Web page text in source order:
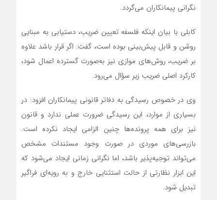
نگرانی پیمانکاران می‌گردد.
کابلی با بیان اینکه فلسفه تعیین ضریب، دستیابی به مبنایی
روشن و قابل پیش‌بینی بوده است، گفت: اگر قرار باشد علاوه
بر ضریب، روش‌های موازی نیز به‌صورت گسترده اعمال شود،
کارکرد اصلی ضریب زیر سؤال می‌رود.
وی در خصوص رسیدگی به دفاتر قانونی پیمانکاران افزود: در
بسیاری از موارد، این رسیدگی ضرورت عملی ندارد و قانون
نیز برای همه پرونده‌ها چنین الزامی ایجاد نکرده است.
بازرسی‌های موردی در صورت وجود مستندات مشخص
می‌تواند توجیه‌پذیر باشد، اما نگرانی زمانی ایجاد می‌شود که
این ابزار نظارتی از حالت استثنایی خارج و به رویه‌ای فراگیر
تبدیل شود.